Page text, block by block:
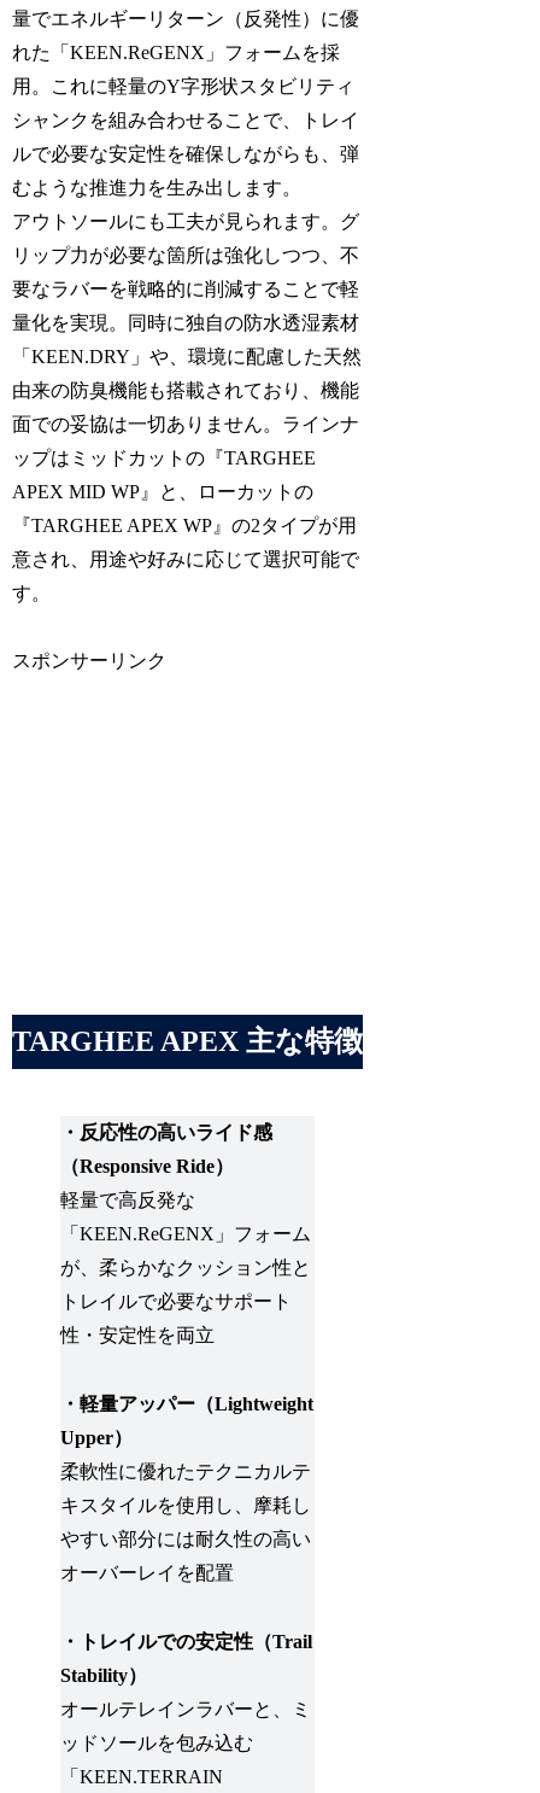
量でエネルギーリターン（反発性）に優
れた「KEEN.ReGENX」フォームを採
用。これに軽量のY字形状スタビリティ
シャンクを組み合わせることで、トレイ
ルで必要な安定性を確保しながらも、弾
むような推進力を生み出します。
アウトソールにも工夫が見られます。グ
リップ力が必要な箇所は強化しつつ、不
要なラバーを戦略的に削減することで軽
量化を実現。同時に独自の防水透湿素材
「KEEN.DRY」や、環境に配慮した天然
由来の防臭機能も搭載されており、機能
面での妥協は一切ありません。ラインナ
ップはミッドカットの『TARGHEE
APEX MID WP』と、ローカットの
『TARGHEE APEX WP』の2タイプが用
意され、用途や好みに応じて選択可能で
す。
スポンサーリンク
TARGHEE APEX 主な特徴
・反応性の高いライド感
（Responsive Ride）
軽量で高反発な
「KEEN.ReGENX」フォーム
が、柔らかなクッション性と
トレイルで必要なサポート
性・安定性を両立
・軽量アッパー（Lightweight
Upper）
柔軟性に優れたテクニカルテ
キスタイルを使用し、摩耗し
やすい部分には耐久性の高い
オーバーレイを配置
・トレイルでの安定性（Trail
Stability）
オールテレインラバーと、ミ
ッドソールを包み込む
「KEEN.TERRAIN